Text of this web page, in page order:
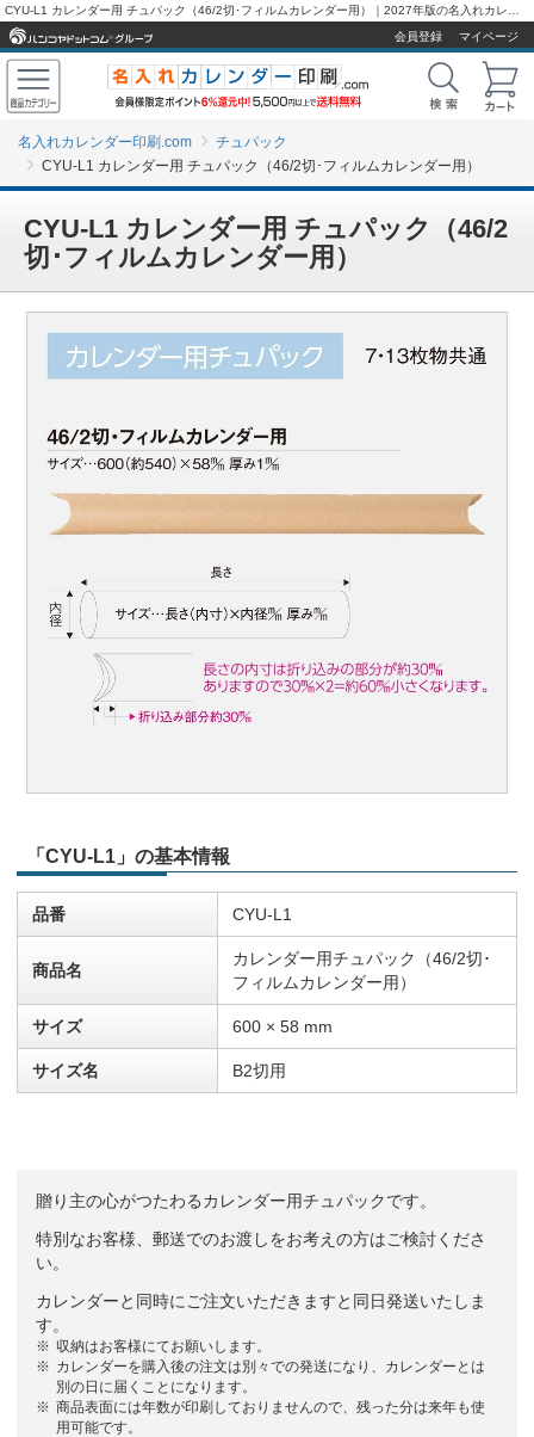
会員登録
マイページ
名入れカレンダー印刷.com
チュパック
CYU-L1 カレンダー用 チュパック（46/2切･フィルムカレンダー用）
CYU-L1 カレンダー用 チュパック（46/2
切･フィルムカレンダー用）
「CYU-L1」の基本情報
品番 CYU-L1
商品名
カレンダー用チュパック（46/2切･
フィルムカレンダー用）
サイズ 600 × 58 mm
サイズ名 B2切用
贈り主の心がつたわるカレンダー用チュパックです。
特別なお客様、郵送でのお渡しをお考えの方はご検討くださ
い。
カレンダーと同時にご注文いただきますと同日発送いたしま
す。
収納はお客様にてお願いします。
カレンダーを購入後の注文は別々での発送になり、カレンダーとは
別の日に届くことになります。
商品表面には年数が印刷しておりませんので、残った分は来年も使
用可能です。